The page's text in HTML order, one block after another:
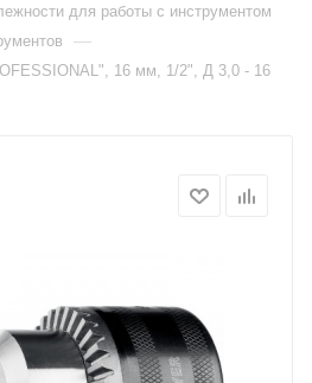
для работы с инструментом
—
16 мм, 1/2", Д 3,0 - 16